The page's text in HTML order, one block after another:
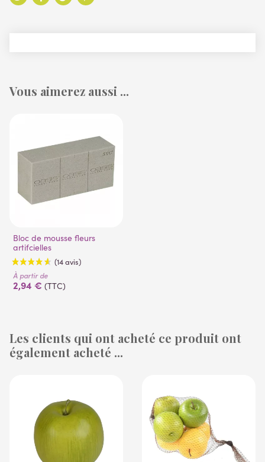
Vous aimerez aussi ...
Bloc de mousse fleurs
artifcielles
À partir de
2,94 € (TTC)
Les clients qui ont acheté ce produit ont
également acheté ...